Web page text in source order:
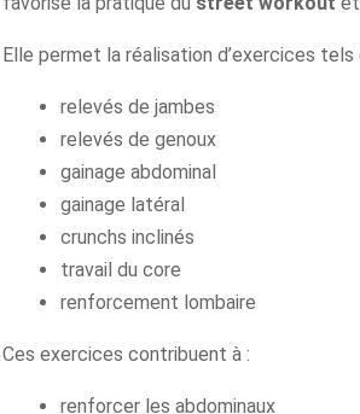
Elle permet la réalisation d’exercices tels
relevés de jambes
relevés de genoux
gainage abdominal
gainage latéral
crunchs inclinés
travail du core
renforcement lombaire
Ces exercices contribuent à :
renforcer les abdominaux